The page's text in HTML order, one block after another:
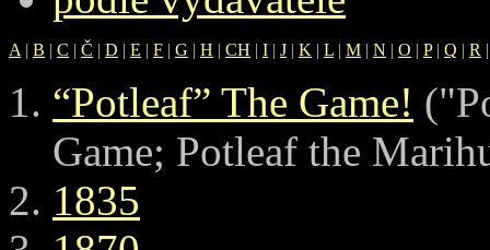
A | B | C | Č | D | E | F | G | H | CH | I | J | K | L | M | N | O | P| Q | R
“Potleaf” The Game!
Game; Potleaf the
1835